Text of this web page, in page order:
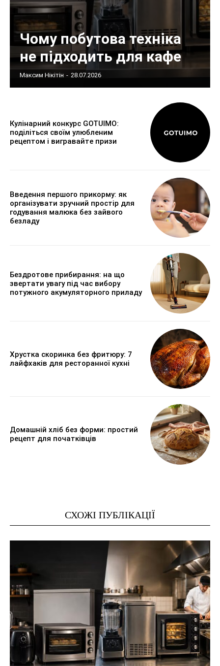
Чому побутова техніка
не підходить для кафе
Максим Нікітін - 28.07.2026
Кулінарний конкурс GOTUIMO:
поділіться своїм улюбленим
рецептом і вигравайте призи
Введення першого прикорму: як
організувати зручний простір для
годування малюка без зайвого
безладу
Бездротове прибирання: на що
звертати увагу під час вибору
потужного акумуляторного приладу
Хрустка скоринка без фритюру: 7
лайфхаків для ресторанної кухні
Домашній хліб без форми: простий
рецепт для початківців
СХОЖІ ПУБЛІКАЦІЇ